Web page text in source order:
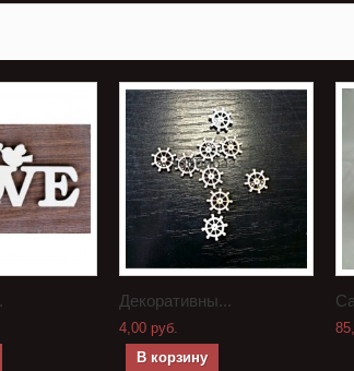
Декоративны...
4,00 руб.
В корзину